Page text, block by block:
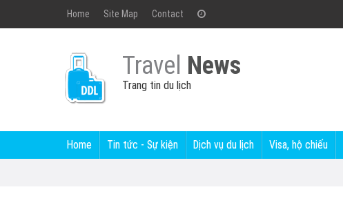
Home Site Map Contact
Travel News
Trang tin du lịch
Home Tin tức - Sự kiện Dịch vụ du lịch Visa, hộ chiếu